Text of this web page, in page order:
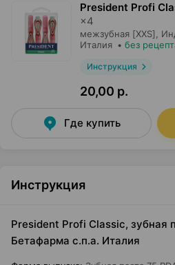
President Profi
×4
межзубная [XXS],
Италия • без
Инструкция
20,00 р.
Где купить
Инструкция
President Profi Classic, зубная
Бетафарма с.п.а. Италия